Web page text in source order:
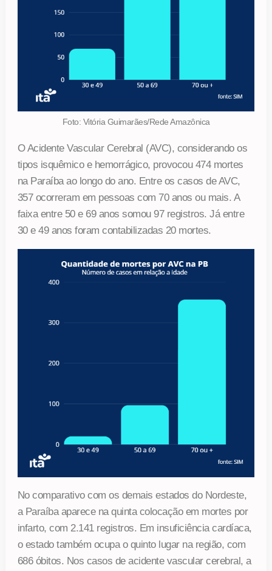
Foto: Vitória Guimarães/Rede Amazônica
O Acidente Vascular Cerebral (AVC), considerando os
tipos isquêmico e hemorrágico, provocou 474 mortes
na Paraíba ao longo do ano. Entre os casos de AVC,
357 ocorreram em pessoas com 70 anos ou mais. A
faixa entre 50 e 69 anos somou 97 registros. Já entre
30 e 49 anos foram contabilizadas 20 mortes.
No comparativo com os demais estados do Nordeste,
a Paraíba aparece na quinta colocação em mortes por
infarto, com 2.141 registros. Em insuficiência cardíaca,
o estado também ocupa o quinto lugar na região, com
686 óbitos. Nos casos de acidente vascular cerebral, a